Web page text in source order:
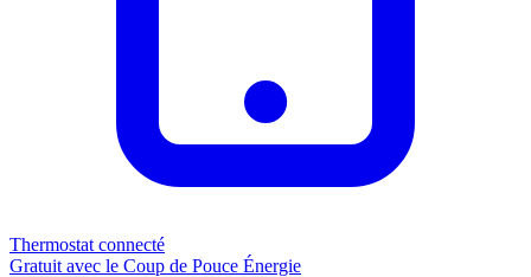
Thermostat connecté
Gratuit avec le Coup de Pouce Énergie